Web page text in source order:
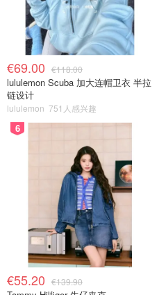
€69.00 €118.00
lululemon Scuba 加大连帽卫衣 半拉
链设计
lululemon 751人感兴趣
6
€55.20 €139.90